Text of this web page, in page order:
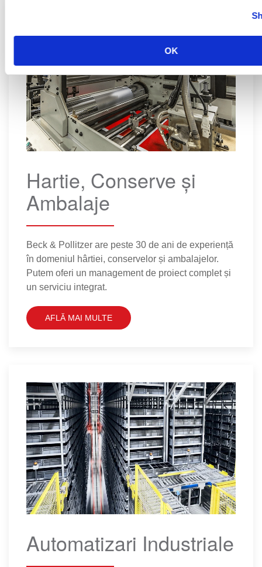
OK
Hartie, Conserve și
Ambalaje
Beck & Pollitzer are peste 30 de ani de experiență
în domeniul hârtiei, conservelor și ambalajelor.
Putem oferi un management de proiect complet și
un serviciu integrat.
AFLĂ MAI MULTE
Automatizari Industriale